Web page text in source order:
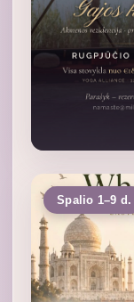
Spalio 1–9 d.